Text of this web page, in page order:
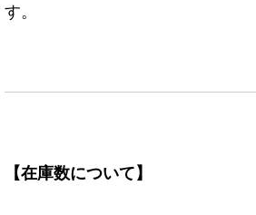
す。
【在庫数について】